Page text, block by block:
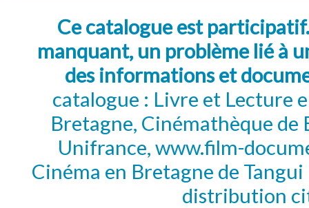
Ce catalogue est
manquant, un problème lié à
des informations et
catalogue : Livre et Lecture
Bretagne, Cinémathèque de
Unifrance, www.film-
Cinéma en Bretagne de
distribution